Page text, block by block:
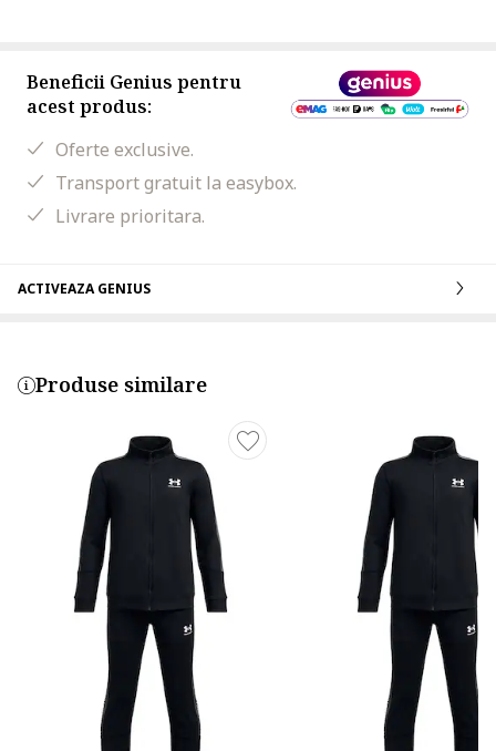
Beneficii Genius pentru
acest produs:
Oferte exclusive.
Transport gratuit la easybox.
Livrare prioritara.
ACTIVEAZA GENIUS
Produse similare